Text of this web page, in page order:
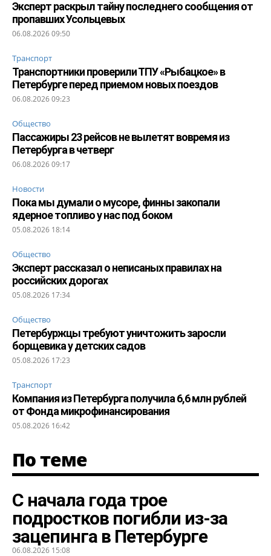
Эксперт раскрыл тайну последнего сообщения от
пропавших Усольцевых
06.08.2026 09:50
Транспорт
Транспортники проверили ТПУ «Рыбацкое» в
Петербурге перед приемом новых поездов
06.08.2026 09:23
Общество
Пассажиры 23 рейсов не вылетят вовремя из
Петербурга в четверг
06.08.2026 09:17
Новости
Пока мы думали о мусоре, финны закопали
ядерное топливо у нас под боком
05.08.2026 18:14
Общество
Эксперт рассказал о неписаных правилах на
российских дорогах
05.08.2026 17:34
Общество
Петербуржцы требуют уничтожить заросли
борщевика у детских садов
05.08.2026 17:23
Транспорт
Компания из Петербурга получила 6,6 млн рублей
от Фонда микрофинансирования
05.08.2026 16:42
По теме
С начала года трое
подростков погибли из-за
зацепинга в Петербурге
06.08.2026 15:08